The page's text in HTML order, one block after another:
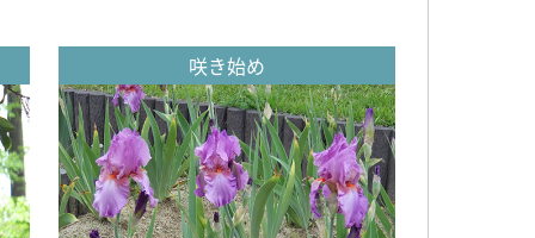
咲き始め